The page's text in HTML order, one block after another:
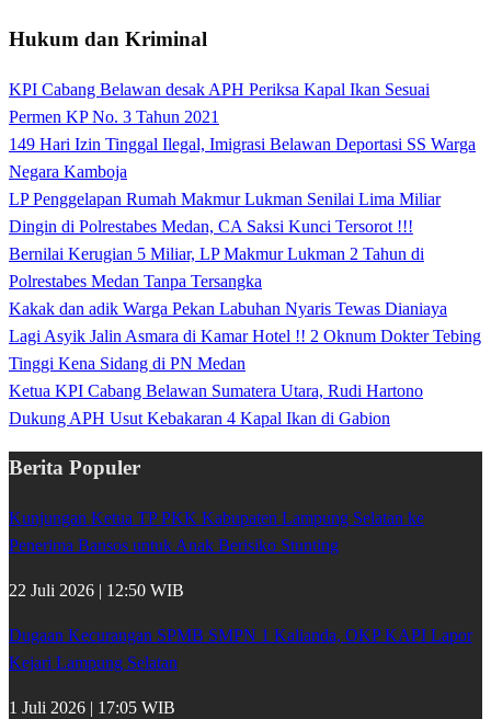
Hukum dan Kriminal
KPI Cabang Belawan desak APH Periksa Kapal Ikan Sesuai
Permen KP No. 3 Tahun 2021
149 Hari Izin Tinggal Ilegal, Imigrasi Belawan Deportasi SS Warga
Negara Kamboja
LP Penggelapan Rumah Makmur Lukman Senilai Lima Miliar
Dingin di Polrestabes Medan, CA Saksi Kunci Tersorot !!!
Bernilai Kerugian 5 Miliar, LP Makmur Lukman 2 Tahun di
Polrestabes Medan Tanpa Tersangka
Kakak dan adik Warga Pekan Labuhan Nyaris Tewas Dianiaya
Lagi Asyik Jalin Asmara di Kamar Hotel !! 2 Oknum Dokter Tebing
Tinggi Kena Sidang di PN Medan
Ketua KPI Cabang Belawan Sumatera Utara, Rudi Hartono
Dukung APH Usut Kebakaran 4 Kapal Ikan di Gabion
Berita Populer
Kunjungan Ketua TP PKK Kabupaten Lampung Selatan ke
Penerima Bansos untuk Anak Berisiko Stunting
22 Juli 2026 | 12:50 WIB
Dugaan Kecurangan SPMB SMPN 1 Kalianda, OKP KAPI Lapor
Kejari Lampung Selatan
1 Juli 2026 | 17:05 WIB